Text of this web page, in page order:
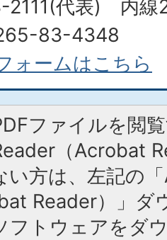
2111(代表) 内線
83-4348
ォームはこちら
ファイルを閲
（Acrobat
い方は、左記の
Reader）」ダ
フトウェアをダ